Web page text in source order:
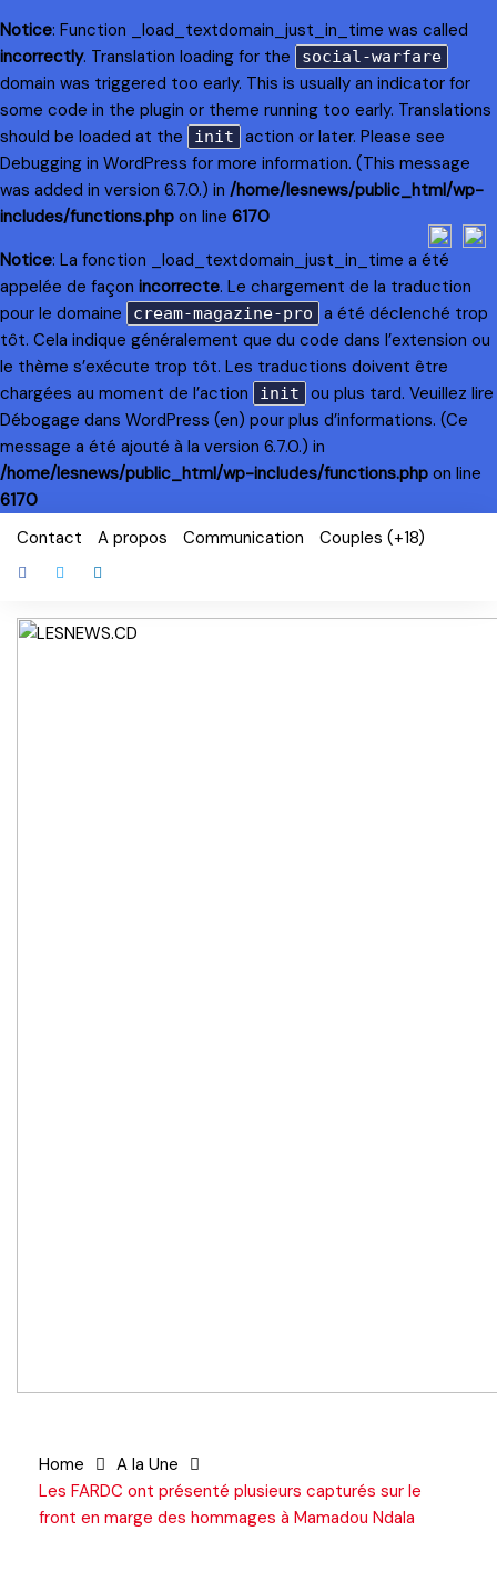
Notice: Function _load_textdomain_just_in_time was called
incorrectly. Translation loading for the social-warfare
domain was triggered too early. This is usually an indicator for
some code in the plugin or theme running too early. Translations
should be loaded at the
init
action or later. Please see
Debugging in WordPress for more information. (This message
was added in version 6.7.0.) in /home/lesnews/public_html/wp-
includes/functions.php on line 6170
Notice: La fonction _load_textdomain_just_in_time a été
appelée de façon incorrecte. Le chargement de la traduction
pour le domaine
cream-magazine-pro
a été déclenché trop
tôt. Cela indique généralement que du code dans l’extension ou
le thème s’exécute trop tôt. Les traductions doivent être
chargées au moment de l’action
init
ou plus tard. Veuillez lire
Débogage dans WordPress (en) pour plus d’informations. (Ce
message a été ajouté à la version 6.7.0.) in
/home/lesnews/public_html/wp-includes/functions.php on line
6170
Skip
content
Contact A propos Communication Couples (+18)
Home
A la Une
Les FARDC ont présenté plusieurs capturés sur le
front en marge des hommages à Mamadou Ndala